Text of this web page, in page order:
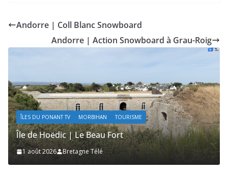
Andorre | Coll Blanc Snowboard
Andorre | Action Snowboard à Grau-Roig
PONANT TV MORBIHAN TOURISME
Hoëdic | Le Beau Fort
2026 Bretagne Télé
ÎLES DU
Île de
1 août